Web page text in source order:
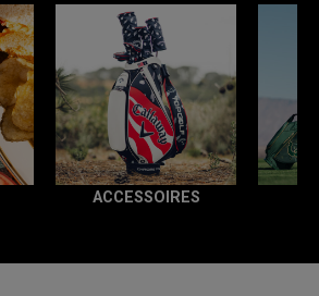
ACCESSOIRES